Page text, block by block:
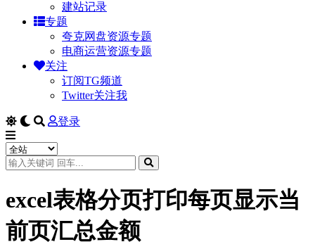
建站记录
专题
夸克网盘资源专题
电商运营资源专题
关注
订阅TG频道
Twitter关注我
登录
excel表格分页打印每页显示当
前页汇总金额